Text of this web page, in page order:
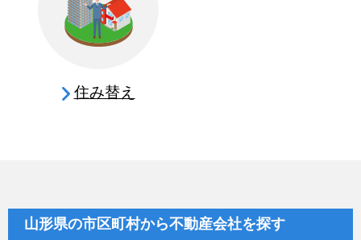
住み替え
山形県の市区町村から不動産会社を探す